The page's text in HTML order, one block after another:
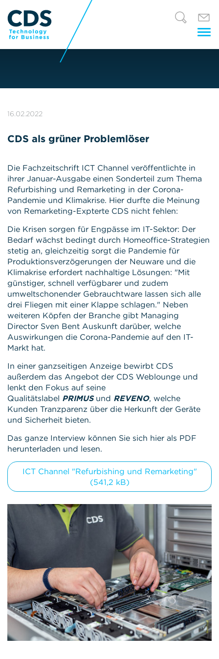
16.02.2022
CDS als grüner Problemlöser
Die Fachzeitschrift ICT Channel veröffentlichte in
ihrer Januar-Ausgabe einen Sonderteil zum Thema
Refurbishing und Remarketing in der Corona-
Pandemie und Klimakrise. Hier durfte die Meinung
von Remarketing-Expterte CDS nicht fehlen:
Die Krisen sorgen für Engpässe im IT-Sektor: Der
Bedarf wächst bedingt durch Homeoffice-Strategien
stetig an, gleichzeitig sorgt die Pandemie für
Produktionsverzögerungen der Neuware und die
Klimakrise erfordert nachhaltige Lösungen: "Mit
günstiger, schnell verfügbarer und zudem
umweltschonender Gebrauchtware lassen sich alle
drei Fliegen mit einer Klappe schlagen." Neben
weiteren Köpfen der Branche gibt Managing
Director Sven Bent Auskunft darüber, welche
Auswirkungen die Corona-Pandemie auf den IT-
Markt hat.
In einer ganzseitigen Anzeige bewirbt CDS
außerdem das Angebot der CDS Weblounge und
lenkt den Fokus auf seine
Qualitätslabel PRIMUS und REVENO, welche
Kunden Tranzparenz über die Herkunft der Geräte
und Sicherheit bieten.
Das ganze Interview können Sie sich hier als PDF
herunterladen und lesen.
ICT Channel "Refurbishing und Remarketing"
(541,2 kB)